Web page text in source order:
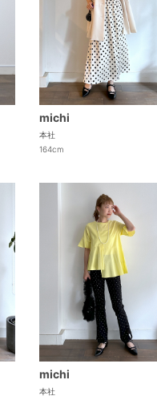
michi
本社
164cm
michi
本社